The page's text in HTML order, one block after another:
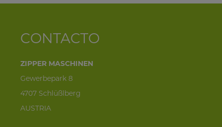
CONTACTO
ZIPPER MASCHINEN
Gewerbepark 8
4707 Schlüßlberg
AUSTRIA